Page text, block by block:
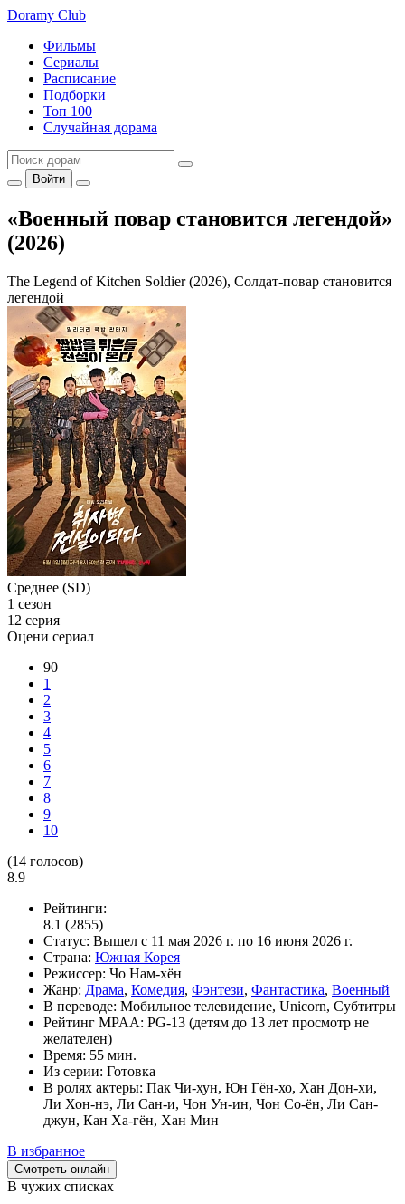
Doramy Club
Фильмы
Сериалы
Расписание
Подборки
Топ 100
Случайная дорама
Войти
«Военный повар становится легендой»
(2026)
The Legend of Kitchen Soldier (2026), Солдат-повар становится
легендой
Среднее (SD)
1 сезон
12 серия
Оцени сериал
90
1
2
3
4
5
6
7
8
9
10
(14 голосов)
8.9
Рейтинги:
8.1 (2855)
Статус: Вышел с 11 мая 2026 г. по 16 июня 2026 г.
Страна: Южная Корея
Режиссер: Чо Нам-хён
Жанр: Драма, Комедия, Фэнтези, Фантастика, Военный
В переводе: Мобильное телевидение, Unicorn, Субтитры
Рейтинг MPAA: PG-13 (детям до 13 лет просмотр не
желателен)
Время: 55 мин.
Из серии: Готовка
В ролях актеры: Пак Чи-хун, Юн Гён-хо, Хан Дон-хи,
Ли Хон-нэ, Ли Сан-и, Чон Ун-ин, Чон Со-ён, Ли Сан-
джун, Кан Ха-гён, Хан Мин
В избранное
Смотреть онлайн
В чужих списках